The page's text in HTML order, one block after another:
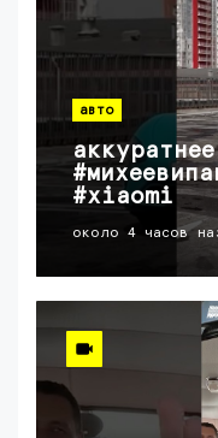
авто
#xiaomi
около 4 часов